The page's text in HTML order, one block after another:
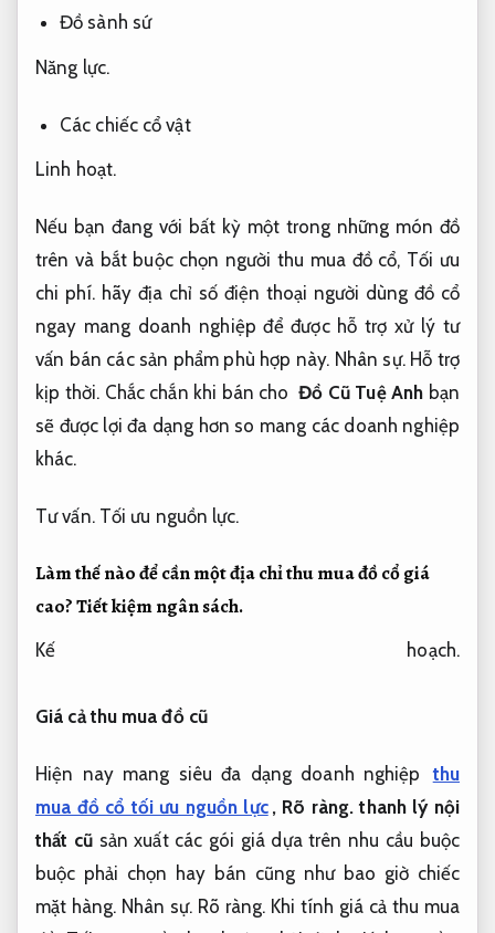
Đồ sành sứ
Năng lực.
Các chiếc cổ vật
Linh hoạt.
Nếu bạn đang với bất kỳ một trong những món đồ
trên và bắt buộc chọn người thu mua đồ cổ, Tối ưu
chi phí. hãy địa chỉ số điện thoại người dùng đồ cổ
ngay mang doanh nghiệp để được hỗ trợ xử lý tư
vấn bán các sản phẩm phù hợp này. Nhân sự. Hỗ trợ
kịp thời. Chắc chắn khi bán choĐồ Cũ Tuệ Anh bạn
sẽ được lợi đa dạng hơn so mang các doanh nghiệp
khác.
Tư vấn. Tối ưu nguồn lực.
Làm thế nào để cần một địa chỉ thu mua đồ cổ giá
cao?Tiết kiệm ngân sách.
Kế hoạch.
Giá cả thu mua đồ cũ
Hiện nay mang siêu đa dạng doanh nghiệp
thu
mua đồ cổ tối ưu nguồn lực , Rõ ràng. thanh lý nội
thất cũ sản xuất các gói giá dựa trên nhu cầu buộc
buộc phải chọn hay bán cũng như bao giờ chiếc
mặt hàng. Nhân sự. Rõ ràng. Khi tính giá cả thu mua